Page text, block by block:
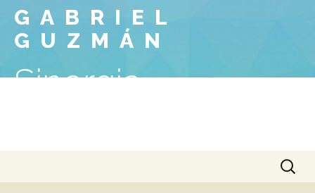
GABRIEL
GUZMÁN
Sinergia
Buscar: